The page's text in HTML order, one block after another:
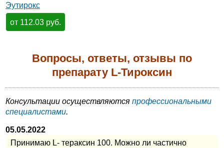
Эутирокс
от 112.03 руб.
Вопросы, ответы, отзывы по
препарату L-Тироксин
Консультации осуществляются профессиональными
специалистами.
05.05.2022
Принимаю L- тераксин 100. Можно ли частично